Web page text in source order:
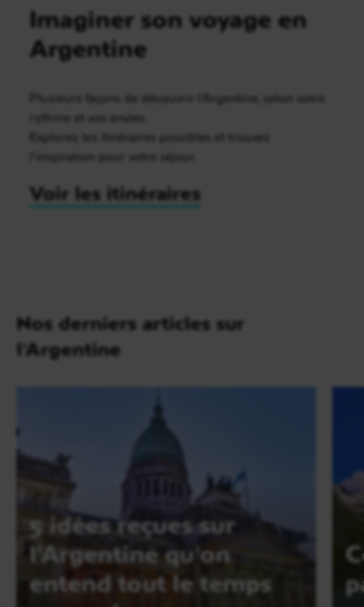
Imaginer son voyage en
Argentine
Plusieurs façons de découvrir l’Argentine, selon votre
rythme et vos envies.
Explorez les itinéraires possibles et trouvez
l’inspiration pour votre séjour.
Voir les itinéraires
Nos derniers articles sur
l'Argentine
5 idées reçues sur
l'Argentine qu'on
entend tout le temps